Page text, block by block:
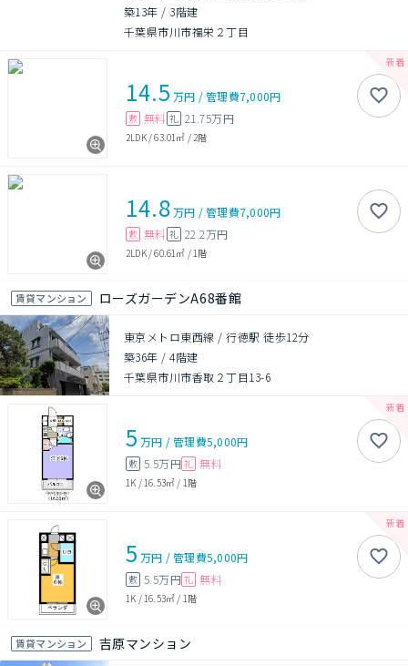
築13年 / 3階建
千葉県市川市福栄２丁目
14.5 万円 /管理費7,000円
敷 無料 礼 21.75万円
2LDK/63.01㎡ / 2階
14.8万円 /管理費7,000円
敷 無料 礼 22.2万円
2LDK/60.61㎡ / 1階
賃貸マンション ローズガーデンA68番館
東京メトロ東西線 / 行徳駅 徒歩12分
築36年 /4階建
千葉県市川市香取２丁目13-6
5 万円 /管理費5,000円
敷 5.5万円 礼 無料
1K / 16.53㎡ / 1階
5 万円 /管理費5,000円
敷 5.5万円 礼 無料
1K / 16.53㎡ / 1階
賃貸マンション 吉原マンション